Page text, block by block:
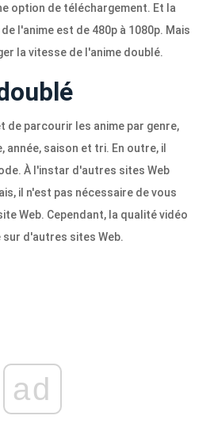
option de téléchargement. Et la
l'anime est de 480p à 1080p. Mais
la vitesse de l'anime doublé.
de parcourir les anime par genre,
année, saison et tri. En outre, il
À l'instar d'autres sites Web
il n'est pas nécessaire de vous
Web. Cependant, la qualité vidéo
sur d'autres sites Web.
ad